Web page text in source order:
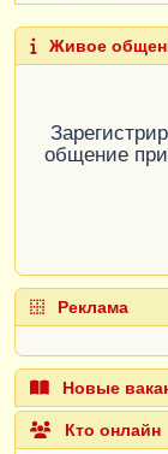
Живое
общение
Реклама
Новые
Кто онлайн